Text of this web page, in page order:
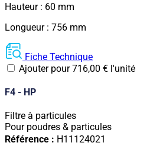
Hauteur : 60 mm
Longueur : 756 mm
Fiche Technique
Ajouter pour716,00 € l'unité
F4 - HP
Filtre à particules
Pour poudres & particules
Référence : H11124021